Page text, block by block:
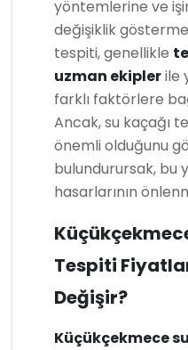
yöntemlerine ve
değişiklik
tespiti, genellikle
uzman ekiplerile
farklı faktörlere
Ancak, su kaçağı
önemli olduğunu
bulundurursak, bu
hasarlarının
Tespiti
Değişir?
Küçükçekmece